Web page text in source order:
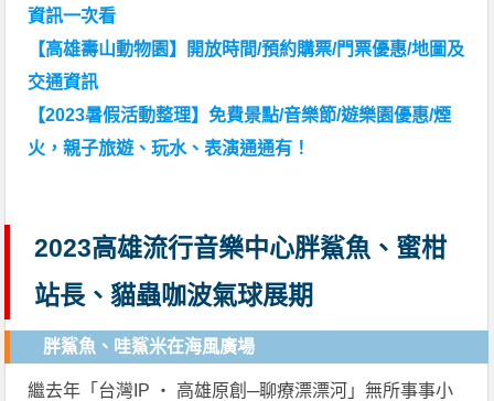
資訊一次看
【高雄壽山動物園】開放時間/預約購票/門票優惠/地圖及
交通資訊
【2023暑假活動整理】免費景點/音樂節/遊樂園優惠/煙
火，親子旅遊、玩水、表演通通有！
2023高雄流行音樂中心胖鯊魚、蜜柑
站長、貓蟲咖波氣球展期
胖鯊魚、哇鯊米在海風廣場
繼去年「台灣IP ‧ 高雄原創─聊療漂漂河」無所事事小